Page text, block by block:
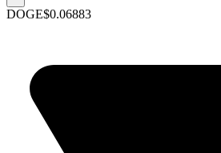
DOGE$0.06883